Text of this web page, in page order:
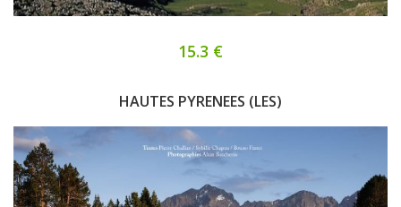
15.3 €
HAUTES PYRENEES (LES)